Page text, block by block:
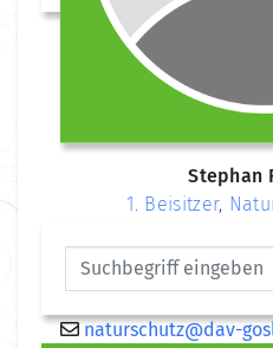
Stephan
1. Beisitzer,
naturschutz@dav-